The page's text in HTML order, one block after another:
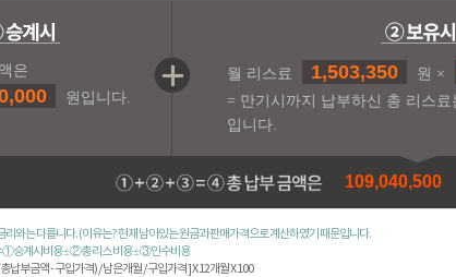
은
원입니다.
월 리스료 1,503,350 원 ×
= 만기시까지 납부하신 총 리스료
입니다.
109,040,500
리와는 다릅니다. (이유는? 현재 남아있는 원금과 판매가격으로 계산하였기 때문입니다.
①승계시비용 ± ②총 리스 비용 ± ③인수비용
납부금액 - 구입가격) / 남은개월 / 구입가격 ] X 12개월 X 100